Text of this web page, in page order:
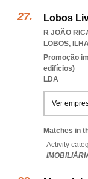
Lobos
R JOÃO
LOBOS,
Promoção
edifícios)
LDA
Ver
Matches in
Activity